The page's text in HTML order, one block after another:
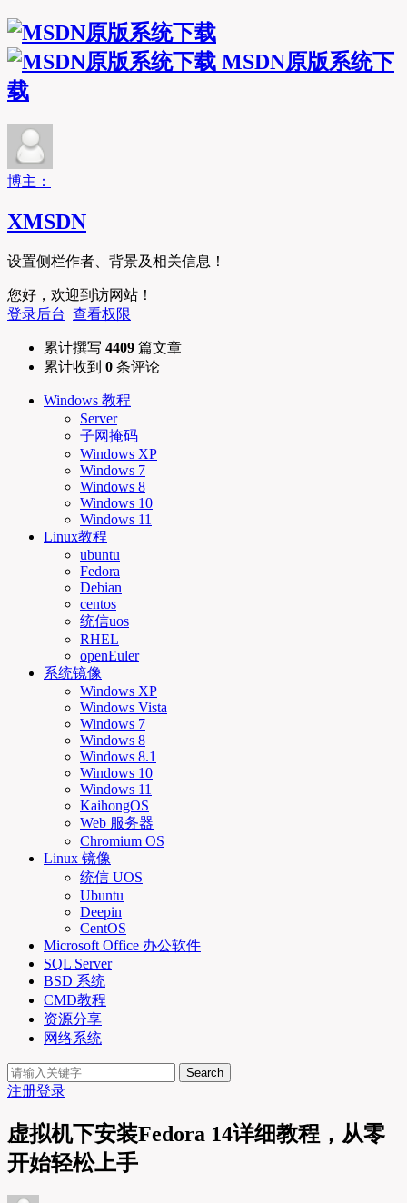
MSDN原版系统下
载
博主：
XMSDN
设置侧栏作者、背景及相关信息！
您好，欢迎到访网站！
登录后台 查看权限
累计撰写 4409 篇文章
累计收到 0 条评论
Windows 教程
Server
子网掩码
Windows XP
Windows 7
Windows 8
Windows 10
Windows 11
Linux教程
ubuntu
Fedora
Debian
centos
统信uos
RHEL
openEuler
系统镜像
Windows XP
Windows Vista
Windows 7
Windows 8
Windows 8.1
Windows 10
Windows 11
KaihongOS
Web 服务器
Chromium OS
Linux 镜像
统信 UOS
Ubuntu
Deepin
CentOS
Microsoft Office 办公软件
SQL Server
BSD 系统
CMD教程
资源分享
网络系统
Search
注册登录
虚拟机下安装Fedora 14详细教程，从零
开始轻松上手